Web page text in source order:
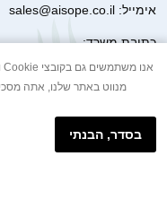
אימייל: sales@aisope.co.il
כתובת משרד:
41 Devonshire Street Ground Floor Office 1 London W1G 7AJ
United Kingdom
+44 7410 2065017
הודעת וואטסאפ
מנווט באתר שלנו, אתה
בסדר, הבנתי